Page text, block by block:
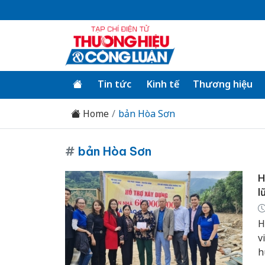
Tin tức Kinh tế Thương hiệu
Home bản Hòa Sơn
# bản Hòa Sơn